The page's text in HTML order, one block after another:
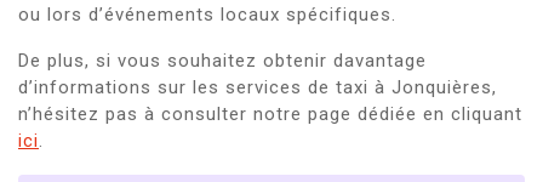
ou lors d’événements locaux spécifiques.
De plus, si vous souhaitez obtenir davantage
d’informations sur les services de taxi à Jonquières,
n’hésitez pas à consulter notre page dédiée en cliquant
ici.